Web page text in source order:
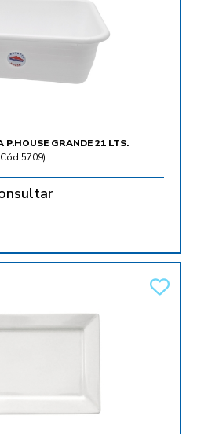
P.HOUSE GRANDE 21 LTS.
Cód.5709)